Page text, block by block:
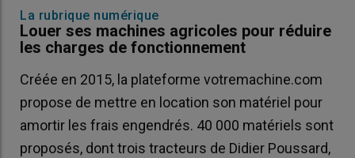
La rubrique numérique
Louer ses machines agricoles pour réduire
les charges de fonctionnement
Créée en 2015, la plateforme votremachine.com
propose de mettre en location son matériel pour
amortir les frais engendrés. 40 000 matériels sont
proposés, dont trois tracteurs de Didier Poussard,